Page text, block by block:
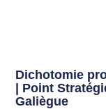
Dichotomie
| Point
Galiègue